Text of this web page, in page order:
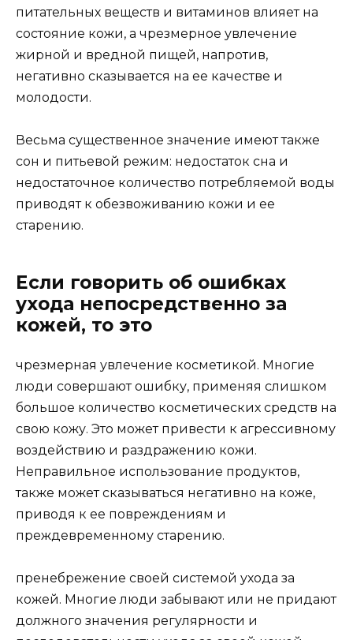
питательных веществ и витаминов влияет на
состояние кожи, а чрезмерное увлечение
жирной и вредной пищей, напротив,
негативно сказывается на ее качестве и
молодости.
Весьма существенное значение имеют также
сон и питьевой режим: недостаток сна и
недостаточное количество потребляемой воды
приводят к обезвоживанию кожи и ее
старению.
Если говорить об ошибках
ухода непосредственно за
кожей, то это
чрезмерная увлечение косметикой. Многие
люди совершают ошибку, применяя слишком
большое количество косметических средств на
свою кожу. Это может привести к агрессивному
воздействию и раздражению кожи.
Неправильное использование продуктов,
также может сказываться негативно на коже,
приводя к ее повреждениям и
преждевременному старению.
пренебрежение своей системой ухода за
кожей. Многие люди забывают или не придают
должного значения регулярности и